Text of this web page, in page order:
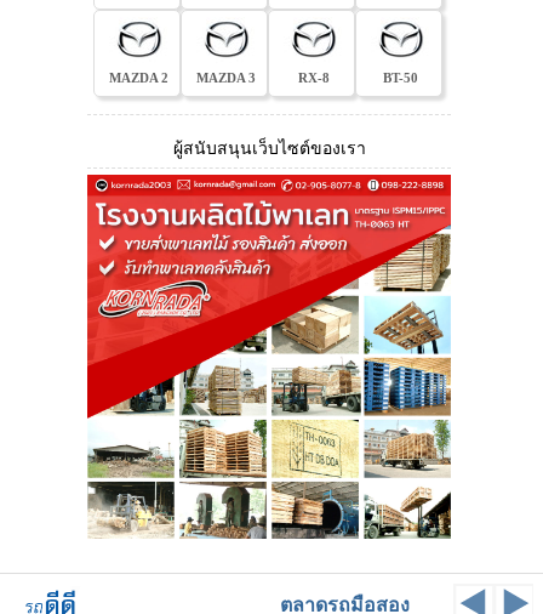
MAZDA 2 MAZDA 3 RX-8 BT-50
ผู้สนับสนุนเว็บไซต์ของเรา
ตลาดรถมือสอง